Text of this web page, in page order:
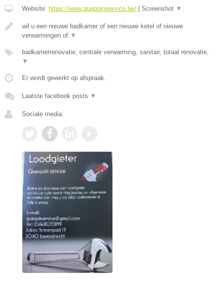
Website: https://www.quequinservice.be/ Screenshot ▼
wil u een nieuwe badkamer of een nieuwe ketel of nieuwe
verwarmingen of ▼
badkamerrenovatie, centrale verwarming, sanitair, totaal renovatie,
▼
Er wordt gewerkt op afspraak.
Laatste facebook posts ▼
Sociale media: